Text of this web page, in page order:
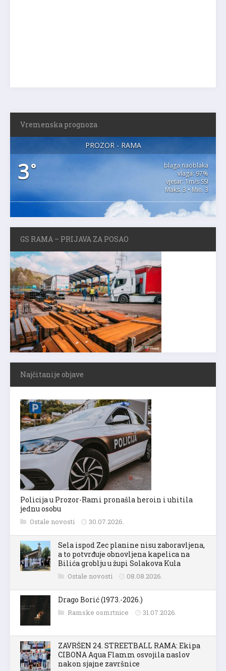
Vremenska prognoza
PROZOR - RAMA
3°
blaga naoblaka
vlaga: 97%
vjetar: 1m/s SSI
Maks. 3 • Min. 3
GS RAMA – PRIJAVA ZA POSAO
Najčitanije objave
Policija u Prozor-Rami pronašla heroin i uhitila
jednu osobu
Ostale novosti 30.07.2026.
Sela ispod Zec planine nisu zaboravljena,
a to potvrđuje obnovljena kapelica na
Bilića groblju u župi Solakova Kula
Ostale novosti 08.08.2026.
Drago Borić (1973.-2026.)
Ramske osmrtnice 31.07.2026.
ZAVRŠEN 24. STREETBALL RAMA: Ekipa
CIBONA Aqua Flamm osvojila naslov
nakon sjajne završnice